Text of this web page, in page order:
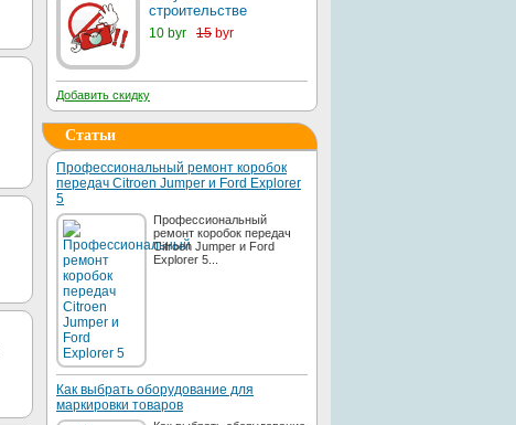
строительстве
10 byr 15 byr
Добавить скидку
Статьи
Профессиональный ремонт коробок
передач Citroen Jumper и Ford Explorer
5
Профессиональный
ремонт коробок передач
Citroen Jumper и Ford
Explorer 5...
Как выбрать оборудование для
маркировки товаров